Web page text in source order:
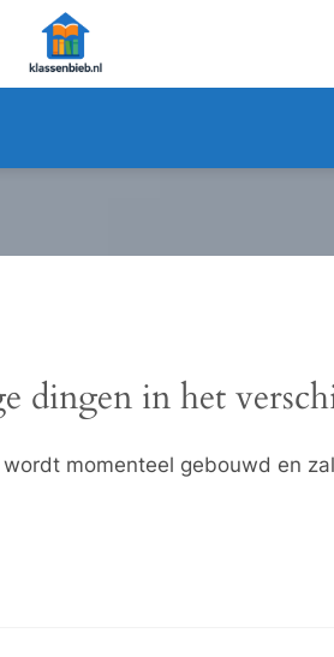
dingen in het
momenteel gebouwd en